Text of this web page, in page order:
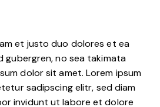
et justo duo dolores et ea
gubergren, no sea takimata
dolor sit amet. Lorem ipsum
sadipscing elitr, sed diam
invidunt ut labore et dolore